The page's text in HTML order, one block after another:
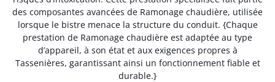
des composantes avancées de Ramonage chaudière, utilisée
lorsque le bistre menace la structure du conduit. {Chaque
prestation de Ramonage chaudière est adaptée au type
d’appareil, à son état et aux exigences propres à
Tassenières, garantissant ainsi un fonctionnement fiable et
durable.}